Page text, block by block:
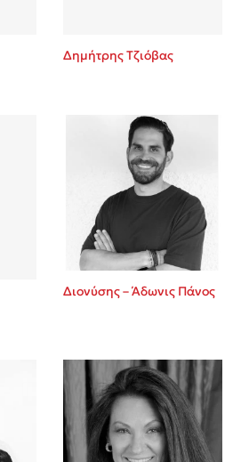
Γλωσσόπουλος
γίγαντας στο σχολείο
Δημήτρης Τζιόβας
Διονύσης – Άδωνις Πάνος